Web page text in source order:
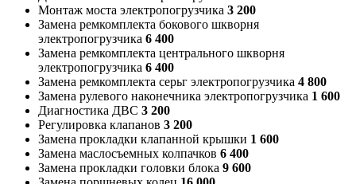
Монтаж моста электропогрузчика 3 200
Замена ремкомплекта бокового шкворня
электропогрузчика 6 400
Замена ремкомплекта центрального шкворня
электропогрузчика 6 400
Замена ремкомплекта серьг электропогрузчика 4 800
Замена рулевого наконечника электропогрузчика 1 600
Диагностика ДВС 3 200
Регулировка клапанов 3 200
Замена прокладки клапанной крышки 1 600
Замена маслосъемных колпачков 6 400
Замена прокладки головки блока 9 600